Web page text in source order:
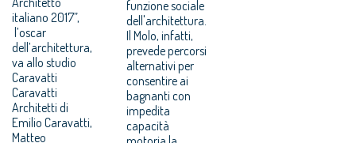
italiano 2017”,
l’oscar
dell’architettura,
va allo studio
Caravatti
Caravatti
Architetti di
Emilio Caravatti,
Matteo
funzione sociale
dell'architettura.
Il Molo, infatti,
prevede percorsi
alternativi per
consentire ai
bagnanti con
impedita
capacità